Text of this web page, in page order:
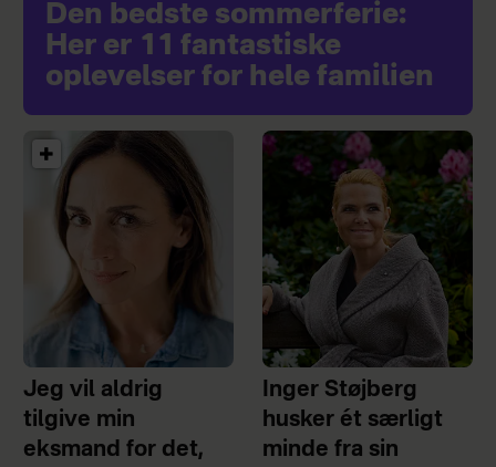
Den bedste sommerferie:
Her er 11 fantastiske
oplevelser for hele familien
Jeg vil aldrig
tilgive min
eksmand for det,
Inger Støjberg
husker ét særligt
minde fra sin